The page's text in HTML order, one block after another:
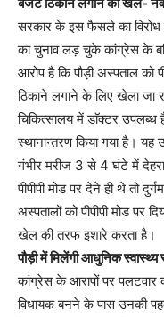
सरकार के इस फैसले का
का चुनाव लड़ चुके कांग्रेस के
आरोप है कि पौड़ी अस्पताल को
ठिकाने लगाने के लिए खेला जा
चिकित्सालय में डाॅक्टर
स्थानान्तरण किया गया है। यह
गंभीर मरीज 3 से 4 घंटे में
पीपीपी मोड पर देने ही थे तो
अस्पतालों को पीपीपी मोड पर
खेल की तरफ इशारे करता है।
पौड़ी में मिलेंगी आधुनिक स्वास्थ्य
कांग्रेस के आरापों पर पलटवार
विधायक बनने के पास उनकी